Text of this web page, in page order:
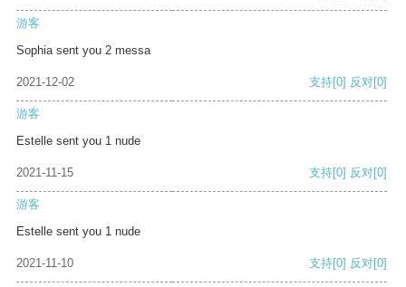
游客
Sophia sent you 2 messa
2021-12-02 支持[0] 反对[0]
游客
Estelle sent you 1 nude
2021-11-15 支持[0] 反对[0]
游客
Estelle sent you 1 nude
2021-11-10 支持[0] 反对[0]